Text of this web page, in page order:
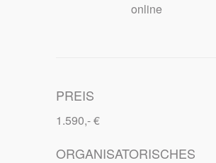
online
PREIS
1.590,- €
ORGANISATORISCHES